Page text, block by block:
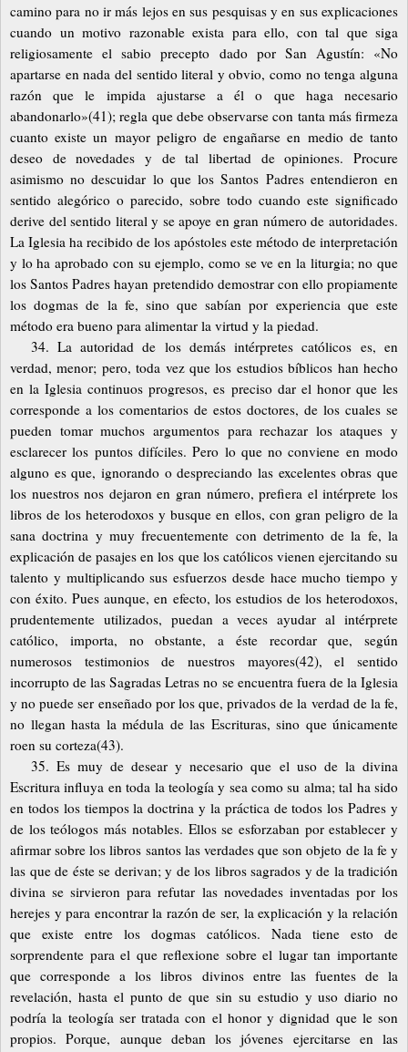
camino para no ir más lejos en sus pesquisas y en sus explicaciones
cuando un motivo razonable exista para ello, con tal que siga
religiosamente el sabio precepto dado por San Agustín: «No
apartarse en nada del sentido literal y obvio, como no tenga alguna
razón que le impida ajustarse a él o que haga necesario
abandonarlo»(41); regla que debe observarse con tanta más firmeza
cuanto existe un mayor peligro de engañarse en medio de tanto
deseo de novedades y de tal libertad de opiniones. Procure
asimismo no descuidar lo que los Santos Padres entendieron en
sentido alegórico o parecido, sobre todo cuando este significado
derive del sentido literal y se apoye en gran número de autoridades.
La Iglesia ha recibido de los apóstoles este método de interpretación
y lo ha aprobado con su ejemplo, como se ve en la liturgia; no que
los Santos Padres hayan pretendido demostrar con ello propiamente
los dogmas de la fe, sino que sabían por experiencia que este
método era bueno para alimentar la virtud y la piedad.
34. La autoridad de los demás intérpretes católicos es, en
verdad, menor; pero, toda vez que los estudios bíblicos han hecho
en la Iglesia continuos progresos, es preciso dar el honor que les
corresponde a los comentarios de estos doctores, de los cuales se
pueden tomar muchos argumentos para rechazar los ataques y
esclarecer los puntos difíciles. Pero lo que no conviene en modo
alguno es que, ignorando o despreciando las excelentes obras que
los nuestros nos dejaron en gran número, prefiera el intérprete los
libros de los heterodoxos y busque en ellos, con gran peligro de la
sana doctrina y muy frecuentemente con detrimento de la fe, la
explicación de pasajes en los que los católicos vienen ejercitando su
talento y multiplicando sus esfuerzos desde hace mucho tiempo y
con éxito. Pues aunque, en efecto, los estudios de los heterodoxos,
prudentemente utilizados, puedan a veces ayudar al intérprete
católico, importa, no obstante, a éste recordar que, según
numerosos testimonios de nuestros mayores(42), el sentido
incorrupto de las Sagradas Letras no se encuentra fuera de la Iglesia
y no puede ser enseñado por los que, privados de la verdad de la fe,
no llegan hasta la médula de las Escrituras, sino que únicamente
roen su corteza(43).
35. Es muy de desear y necesario que el uso de la divina
Escritura influya en toda la teología y sea como su alma; tal ha sido
en todos los tiempos la doctrina y la práctica de todos los Padres y
de los teólogos más notables. Ellos se esforzaban por establecer y
afirmar sobre los libros santos las verdades que son objeto de la fe y
las que de éste se derivan; y de los libros sagrados y de la tradición
divina se sirvieron para refutar las novedades inventadas por los
herejes y para encontrar la razón de ser, la explicación y la relación
que existe entre los dogmas católicos. Nada tiene esto de
sorprendente para el que reflexione sobre el lugar tan importante
que corresponde a los libros divinos entre las fuentes de la
revelación, hasta el punto de que sin su estudio y uso diario no
podría la teología ser tratada con el honor y dignidad que le son
propios. Porque, aunque deban los jóvenes ejercitarse en las